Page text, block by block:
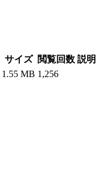
サイズ 閲覧回数 説明
1.55 MB 1,256